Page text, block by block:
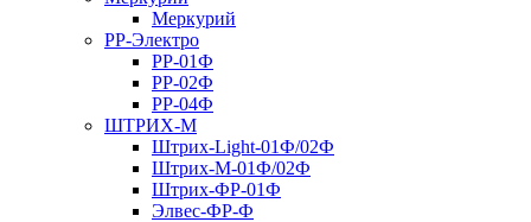
Меркурий
РР-Электро
РР-01Ф
РР-02Ф
РР-04Ф
ШТРИХ-М
Штрих-Light-01Ф/02Ф
Штрих-М-01Ф/02Ф
Штрих-ФР-01Ф
Элвес-ФР-Ф